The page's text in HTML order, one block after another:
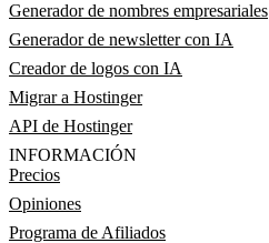
Generador de nombres empresariales
Generador de newsletter con IA
Creador de logos con IA
Migrar a Hostinger
API de Hostinger
INFORMACIÓN
Precios
Opiniones
Programa de Afiliados